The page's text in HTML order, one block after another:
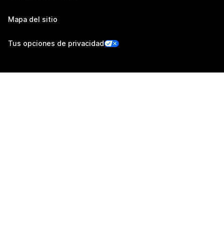
Mapa del sitio
Tus opciones de privacidad